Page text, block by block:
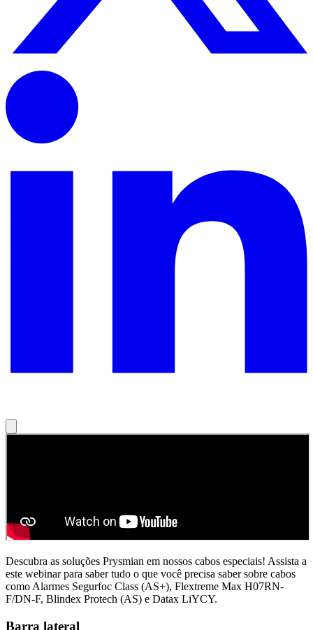
Descubra as soluções Prysmian em nossos cabos especiais! Assista a
este webinar para saber tudo o que você precisa saber sobre cabos
como Alarmes Segurfoc Class (AS+), Flextreme Max H07RN-
F/DN-F, Blindex Protech (AS) e Datax LiYCY.
Barra lateral